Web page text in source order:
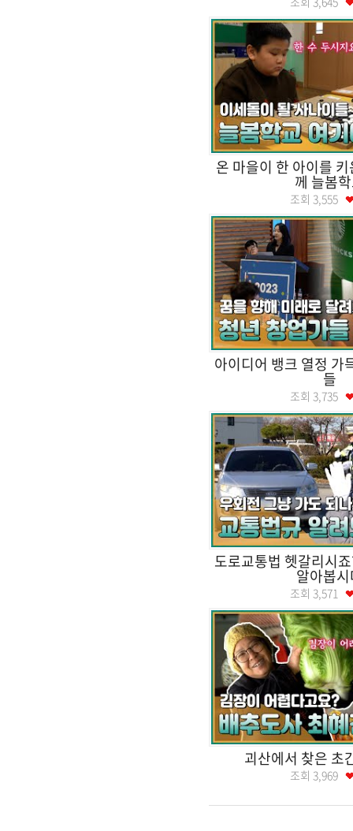
온 마을이 한 아이를
께 늘봄
조회 3,555
아이디어 뱅크 열정 가
들
조회 3,735
도로교통법 헷갈리시
알아봅
조회 3,571
괴산에서 찾은 초
조회 3,969